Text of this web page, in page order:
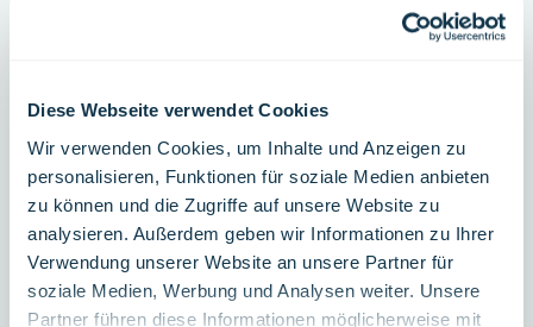
Diese Webseite verwendet Cookies
Wir verwenden Cookies, um Inhalte und Anzeigen zu
personalisieren, Funktionen für soziale Medien anbieten
zu können und die Zugriffe auf unsere Website zu
analysieren. Außerdem geben wir Informationen zu Ihrer
Verwendung unserer Website an unsere Partner für
soziale Medien, Werbung und Analysen weiter. Unsere
Partner führen diese Informationen möglicherweise mit
Unverwechselbar, inspirierend, weitsichtig - eine kurze
Übersicht über unsere Vision und unsere Leitsätze.
MEHR ERFAHREN